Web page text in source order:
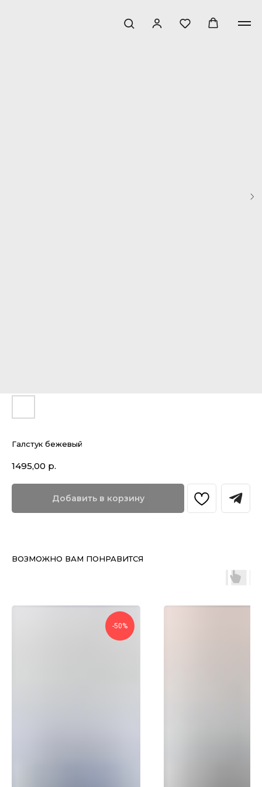
Галстук бежевый
1495,00 р.
Добавить в корзину
ВОЗМОЖНО ВАМ ПОНРАВИТСЯ
-50%